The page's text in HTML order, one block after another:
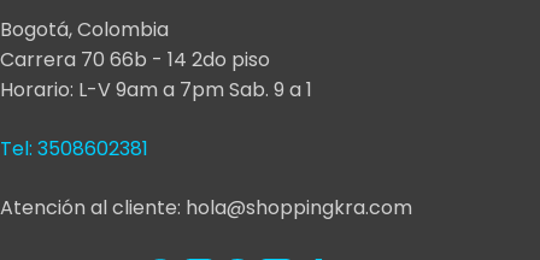
Bogotá, Colombia
Carrera 70 66b - 14 2do piso
Horario: L-V 9am a 7pm Sab. 9 a 1
Tel: 3508602381
Atención al cliente: hola@shoppingkra.com